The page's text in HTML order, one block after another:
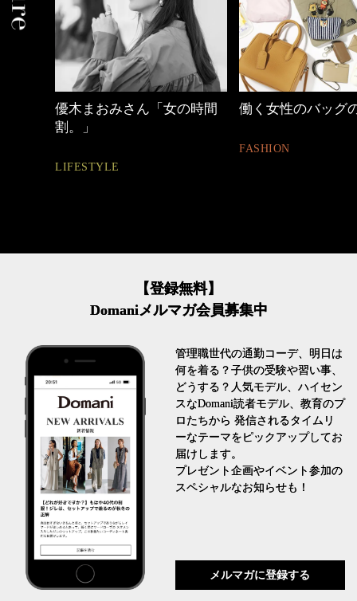
働く女性のバッグの中身
心地よくいられる
【登録無料】
Domaniメルマガ会員募集中
管理職世代の通勤コーデ、明日は
何を着る？子供の受験や習い事、
どうする？人気モデル、ハイセン
スなDomani読者モデル、教育のプ
ロたちから 発信されるタイムリ
ーなテーマをピックアップしてお
届けします。
プレゼント企画やイベント参加の
スペシャルなお知らせも！
メルマガに登録する